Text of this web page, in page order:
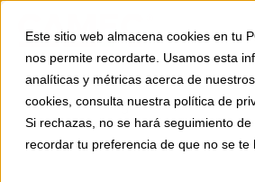
Este sitio web almacena cookies en tu
nos permite recordarte. Usamos esta
analíticas y métricas acerca de
cookies, consulta nuestra política de
Si rechazas, no se hará seguimiento
recordar tu preferencia de que no se te
Home Entrega inmediata